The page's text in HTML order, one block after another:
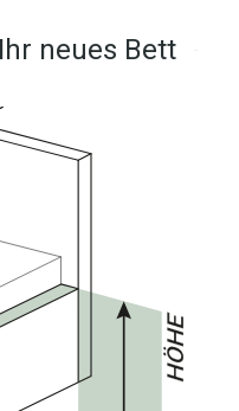
neues Bett